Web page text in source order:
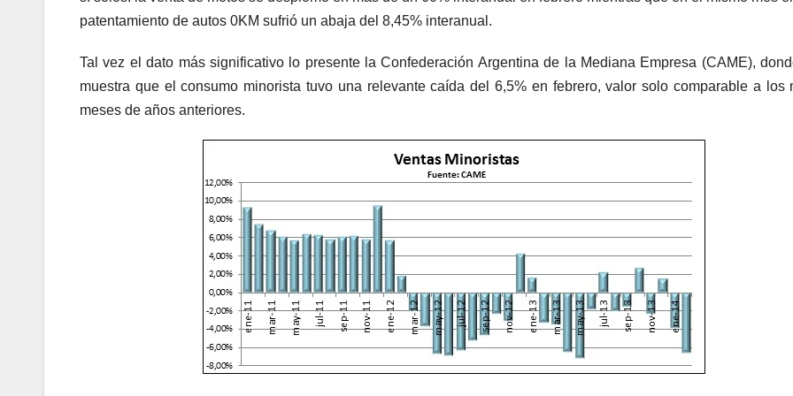
patentamiento de autos 0KM sufrió un abaja del 8,45% interanual.
Tal vez el dato más significativo lo presente la Confederación Argentina de la Mediana Empresa (CAME),
muestra que el consumo minorista tuvo una relevante caída del 6,5% en febrero, valor solo comparable a los
meses de años anteriores.